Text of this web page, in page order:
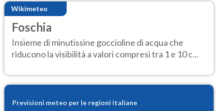
Wikimeteo
Foschia
Insieme di minutissine goccioline di acqua che
riducono la visibilità a valori compresi tra 1 e 10 c...
Previsioni meteo per le regioni italiane